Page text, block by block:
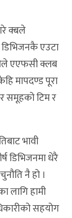
क्बले
एउटा
एएफसी क्लब
मापदण्ड पूरा
समूहको टिम र
भावी
डिभिजनमा धेरै
नै हो ।
लागि हामी
सहयोग